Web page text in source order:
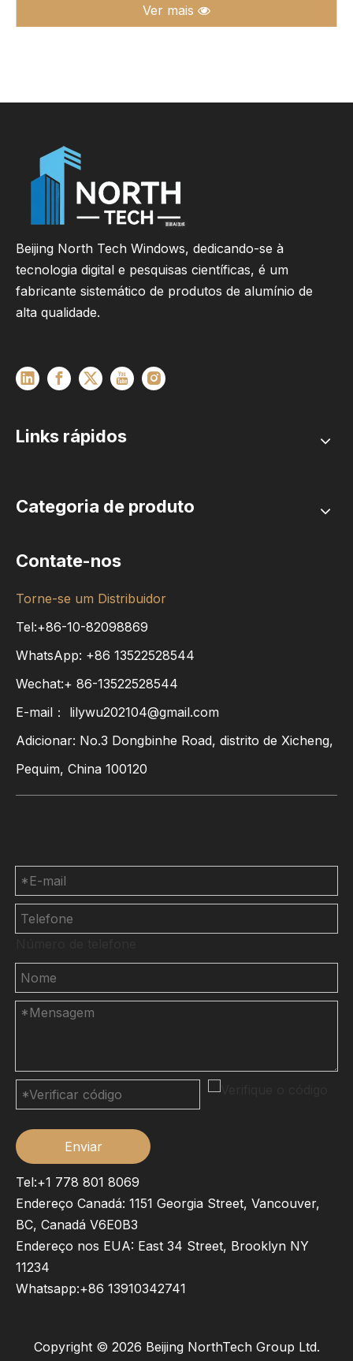
Ver mais
Beijing North Tech Windows, dedicando-se à
tecnologia digital e pesquisas científicas, é um
fabricante sistemático de produtos de alumínio de
alta qualidade.
Links rápidos
Categoria de produto
Contate-nos
Torne-se um Distribuidor
Tel:+86-10-82098869
WhatsApp: +86 13522528544
Wechat:+ 86-13522528544
E-mail： lilywu202104@gmail.com
Adicionar: No.3 Dongbinhe Road, distrito de Xicheng,
Pequim, China 100120
Enviar
Tel:+1 778 801 8069
Endereço Canadá: 1151 Georgia Street, Vancouver,
BC, Canadá V6E0B3
Endereço nos EUA: East 34 Street, Brooklyn NY
11234
Whatsapp:+86 13910342741
Copyright © 2026 Beijing NorthTech Group Ltd.